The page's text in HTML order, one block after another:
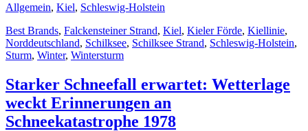
Allgemein, Kiel, Schleswig-Holstein
Best Brands, Falckensteiner Strand, Kiel, Kieler Förde, Kiellinie,
Norddeutschland, Schilksee, Schilksee Strand, Schleswig-Holstein,
Sturm, Winter, Wintersturm
Starker Schneefall erwartet: Wetterlage
weckt Erinnerungen an
Schneekatastrophe 1978